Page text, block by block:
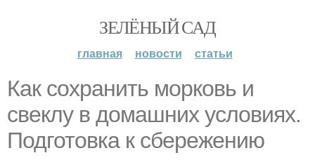
ЗЕЛЁНЫЙ САД
главная новости статьи
Как сохранить морковь и
свеклу в домашних условиях.
Подготовка к сбережению